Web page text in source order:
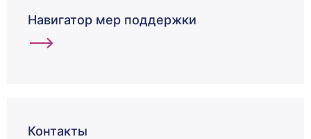
Навигатор мер поддержки
Контакты